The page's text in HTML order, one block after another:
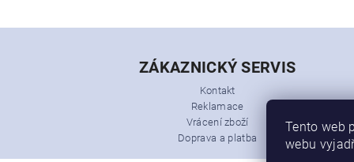
ZÁKAZNICKÝ SERVIS
Kontakt
Reklamace
Vrácení zboží
Doprava a platba
Tento web
webu